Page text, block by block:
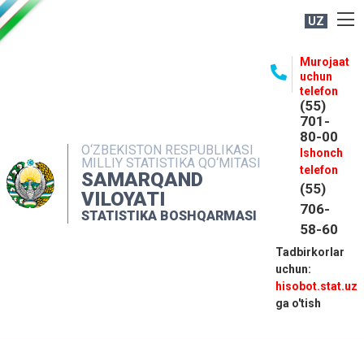
UZ
O‘ZBEKISTON RESPUBLIKASI
MILLIY STATISTIKA QO‘MITASI
SAMARQAND
VILOYATI
STATISTIKA BOSHQARMASI
Murojaat
uchun
telefon
(55)
701-
80-00
Ishonch
telefon
(55)
706-
58-60
Tadbirkorlar
uchun:
hisobot.stat.uz
ga o'tish
MATBUOT XIZMATI
MUROJAATLAR
KONTAKTLAR